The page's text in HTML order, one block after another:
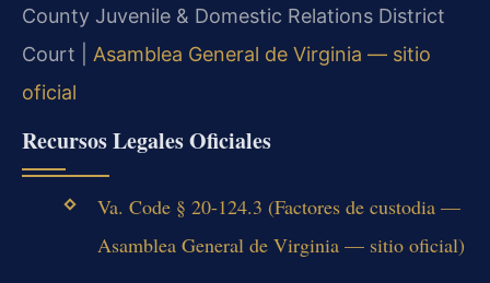
County Juvenile & Domestic Relations District
Court | Asamblea General de Virginia — sitio
oficial
Recursos Legales Oficiales
Va. Code § 20-124.3 (Factores de custodia —
Asamblea General de Virginia — sitio oficial)